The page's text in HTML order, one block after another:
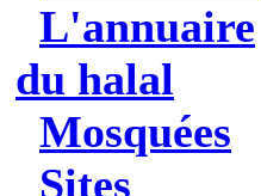
L'annuaire
du halal
Mosquées
Sites